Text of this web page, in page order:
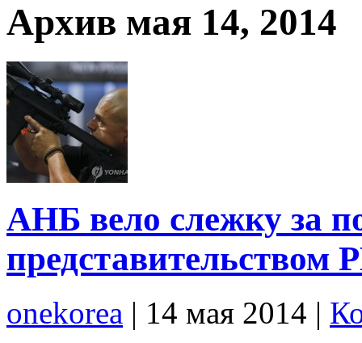
Архив мая 14, 2014
АНБ вело слежку за
onekorea | 14 мая 2014 |